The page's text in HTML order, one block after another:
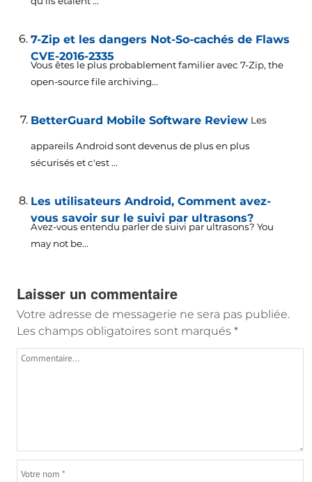
7-Zip et les dangers Not-So-cachés de Flaws
CVE-2016-2335
Vous êtes le plus probablement familier avec 7-Zip, the
open-source file archiving...
BetterGuard Mobile Software Review Les
appareils Android sont devenus de plus en plus
sécurisés et c'est ...
Les utilisateurs Android, Comment avez-
vous savoir sur le suivi par ultrasons?
Avez-vous entendu parler de suivi par ultrasons? You
may not be...
Laisser un commentaire
Votre adresse de messagerie ne sera pas publiée.
Les champs obligatoires sont marqués *